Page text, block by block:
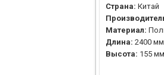
Страна: Китай
Материал:
Длина: 2400 мм
Высота: 155 мм